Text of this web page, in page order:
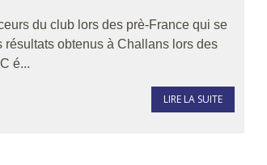
du club lors des prè-France qui se
obtenus à Challans lors des
é...
LIRE LA SUITE